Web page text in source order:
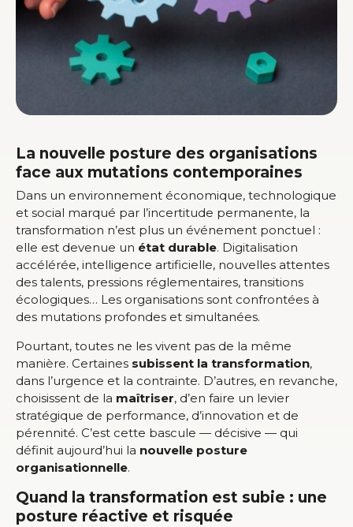
La nouvelle posture des organisations
face aux mutations contemporaines
Dans un environnement économique, technologique
et social marqué par l’incertitude permanente, la
transformation n’est plus un événement ponctuel :
elle est devenue un état durable. Digitalisation
accélérée, intelligence artificielle, nouvelles attentes
des talents, pressions réglementaires, transitions
écologiques… Les organisations sont confrontées à
des mutations profondes et simultanées.
Pourtant, toutes ne les vivent pas de la même
manière. Certaines subissent la transformation,
dans l’urgence et la contrainte. D’autres, en revanche,
choisissent de la maîtriser, d’en faire un levier
stratégique de performance, d’innovation et de
pérennité. C’est cette bascule — décisive — qui
définit aujourd’hui la nouvelle posture
organisationnelle.
Quand la transformation est subie : une
posture réactive et risquée